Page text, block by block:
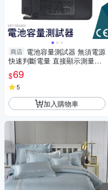
商店 電池容量測試器 無須電源
快速判斷電量 直接顯示測量結
果 操作簡單 電量測試 電池容量
DBA860
$69
5
加入購物車